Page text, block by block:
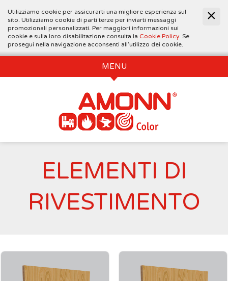
Utilizziamo cookie per assicurarti una migliore esperienza sul
sito. Utilizziamo cookie di parti terze per inviarti messaggi
promozionali personalizzati. Per maggiori informazioni sui
cookie e sulla loro disabilitazione consulta la Cookie Policy. Se
prosegui nella navigazione acconsenti all’utilizzo dei cookie.
MENU
ELEMENTI DI
RIVESTIMENTO